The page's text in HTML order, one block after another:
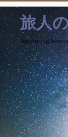
旅人
Anchoring